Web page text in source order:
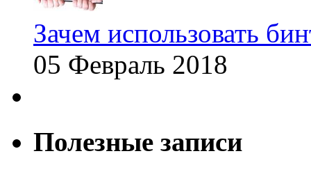
Зачем использовать
05 Февраль 2018
Полезные записи